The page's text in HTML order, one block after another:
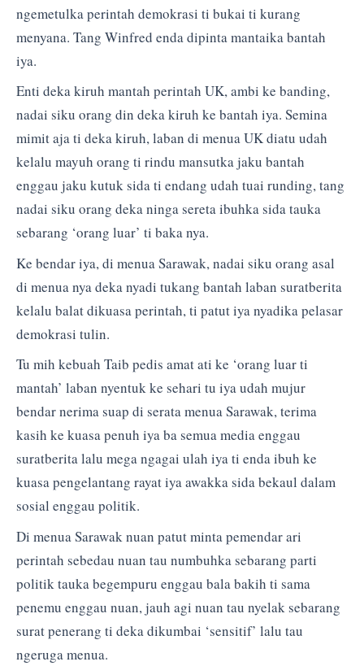
ngemetulka perintah demokrasi ti bukai ti kurang
menyana. Tang Winfred enda dipinta mantaika bantah
iya.
Enti deka kiruh mantah perintah UK, ambi ke banding,
nadai siku orang din deka kiruh ke bantah iya. Semina
mimit aja ti deka kiruh, laban di menua UK diatu udah
kelalu mayuh orang ti rindu mansutka jaku bantah
enggau jaku kutuk sida ti endang udah tuai runding, tang
nadai siku orang deka ninga sereta ibuhka sida tauka
sebarang ‘orang luar’ ti baka nya.
Ke bendar iya, di menua Sarawak, nadai siku orang asal
di menua nya deka nyadi tukang bantah laban suratberita
kelalu balat dikuasa perintah, ti patut iya nyadika pelasar
demokrasi tulin.
Tu mih kebuah Taib pedis amat ati ke ‘orang luar ti
mantah’ laban nyentuk ke sehari tu iya udah mujur
bendar nerima suap di serata menua Sarawak, terima
kasih ke kuasa penuh iya ba semua media enggau
suratberita lalu mega ngagai ulah iya ti enda ibuh ke
kuasa pengelantang rayat iya awakka sida bekaul dalam
sosial enggau politik.
Di menua Sarawak nuan patut minta pemendar ari
perintah sebedau nuan tau numbuhka sebarang parti
politik tauka begempuru enggau bala bakih ti sama
penemu enggau nuan, jauh agi nuan tau nyelak sebarang
surat penerang ti deka dikumbai ‘sensitif’ lalu tau
ngeruga menua.